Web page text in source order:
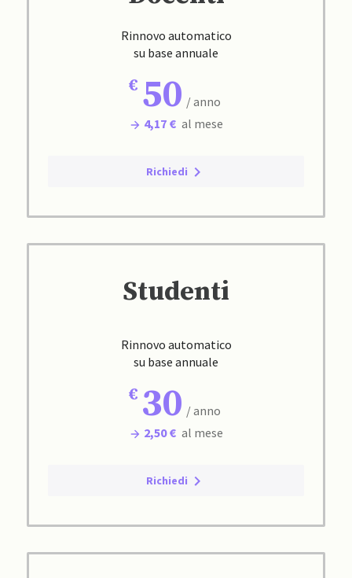
Rinnovo automatico
su base annuale
50 / anno
4,17 € al mese
Richiedi
Studenti
Rinnovo automatico
su base annuale
30 / anno
2,50 € al mese
Richiedi